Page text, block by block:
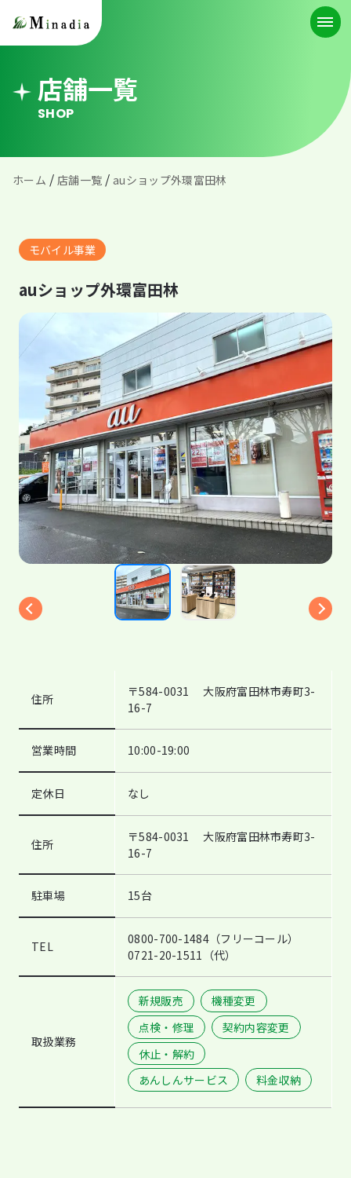
店舗一覧
SHOP
ホーム / 店舗一覧 /auショップ外環富田林
モバイル事業
auショップ外環富田林
住所
〒584-0031 大阪府富田林市寿町3-
16-7
営業時間 10:00-19:00
定休日 なし
住所
〒584-0031 大阪府富田林市寿町3-
16-7
駐車場 15台
TEL
0800-700-1484（フリーコール）
0721-20-1511（代）
取扱業務
新規販売
機種変更
点検・修理
契約内容変更
休止・解約
あんしんサービス
料金収納